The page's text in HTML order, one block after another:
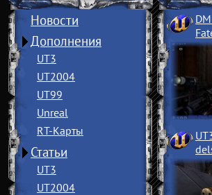
Новости
Дополнения
UT3
UT2004
UT99
Unreal
RT-Карты
Статьи
UT3
UT2004